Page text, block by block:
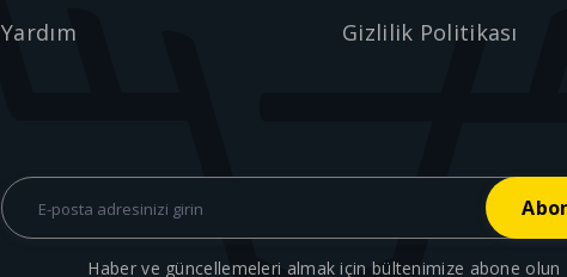
Yardım
Gizlilik Politikası
Haber ve güncellemeleri almak için bültenimize abone olun